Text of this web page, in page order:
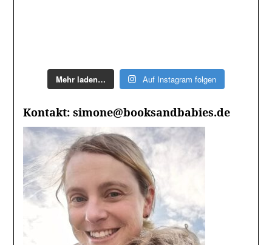
Mehr laden… Auf Instagram folgen
Kontakt: simone@booksandbabies.de